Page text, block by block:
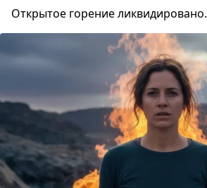
Открытое горение ликвидировано.